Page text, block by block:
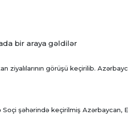
bir araya gəldilər
görüşü keçirilib.
şəhərində keçirilmiş Azərbaycan,